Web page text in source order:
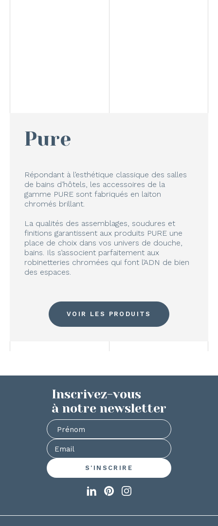
Pure
Répondant à l’esthétique classique des salles
de bains d’hôtels, les accessoires de la
gamme PURE sont fabriqués en laiton
chromés brillant.
La qualités des assemblages, soudures et
finitions garantissent aux produits PURE une
place de choix dans vos univers de douche,
bains. Ils s’associent parfaitement aux
robinetteries chromées qui font l’ADN de bien
des espaces.
VOIR LES PRODUITS
Inscrivez-vous
à notre newsletter